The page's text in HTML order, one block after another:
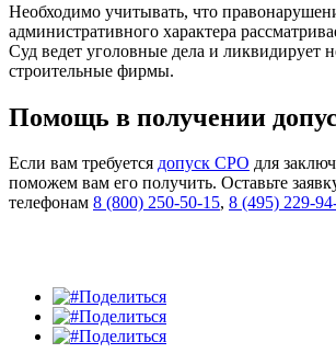
Необходимо учитывать, что
административного характера
Суд ведет уголовные дела и ликвидирует
строительные фирмы.
Помощь в получении
Если вам требуется допуск СРО для
поможем вам его получить. Оставьте
телефонам 8 (800) 250-50-15, 8 (495) 229-
Поделиться
Поделиться
Поделиться